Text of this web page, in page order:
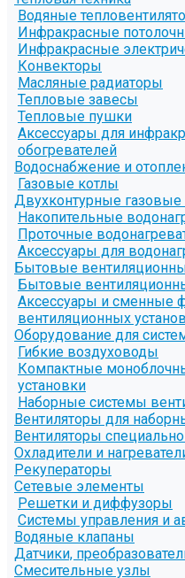
Водяные
Инфракрасные
Инфракрасные
Конвекторы
Масляные радиаторы
Тепловые завесы
Тепловые пушки
Аксессуары для
обогревателей
Водоснабжение и
Газовые котлы
Двухконтурные газовые
Накопительные
Проточные
Аксессуары для
Бытовые
Бытовые
Аксессуары и сменные
вентиляционных
Оборудование для
Гибкие воздуховоды
Компактные
установки
Наборные системы
Вентиляторы для
Вентиляторы
Охладители и
Рекуператоры
Сетевые элементы
Решетки и диффузоры
Системы управления и
Водяные клапаны
Датчики,
Смесительные узлы